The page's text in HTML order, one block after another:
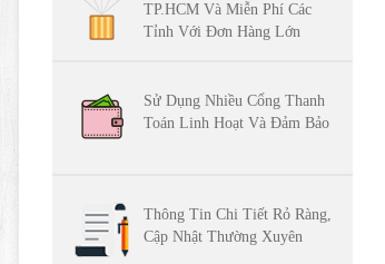
TP.HCM Và Miễn Phí Các
Tỉnh Với Đơn Hàng Lớn
Sử Dụng Nhiều Cổng Thanh
Toán Linh Hoạt Và Đảm Bảo
Thông Tin Chi Tiết Rỏ Ràng,
Cập Nhật Thường Xuyên